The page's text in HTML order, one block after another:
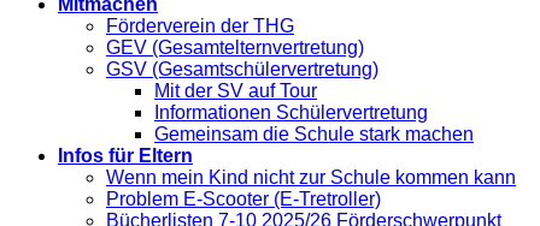
Mitmachen
Förderverein der THG
GEV (Gesamtelternvertretung)
GSV (Gesamtschülervertretung)
Mit der SV auf Tour
Informationen Schülervertretung
Gemeinsam die Schule stark machen
Infos für Eltern
Wenn mein Kind nicht zur Schule kommen kann
Problem E-Scooter (E-Tretroller)
Bücherlisten 7-10 2025/26 Förderschwerpunkt